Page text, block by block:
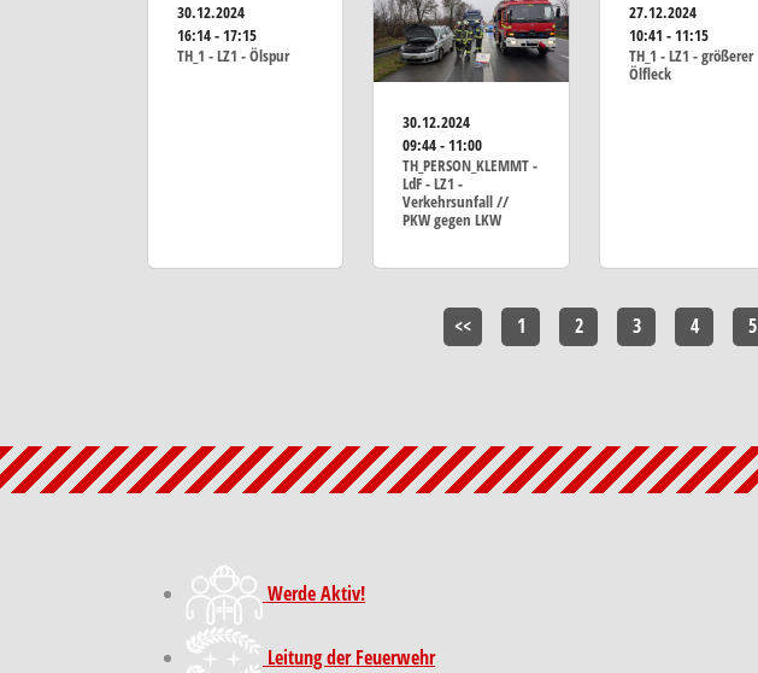
30.12.2024
16:14 - 17:15
TH_1 - LZ1 - Ölspur
30.12.2024
09:44 - 11:00
TH_PERSON_KLEMMT -
LdF - LZ1 -
Verkehrsunfall //
PKW gegen LKW
27.12.2024
10:41 - 11:15
TH_1 - LZ1 - größerer
Ölfleck
<< 1 2 3 4 5
Werde Aktiv!
Leitung der Feuerwehr